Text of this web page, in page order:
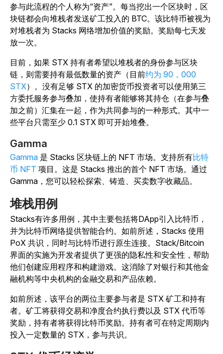
参与此流程的个人称为“资产”。每当挖出一个区块时，区
块链都会向堆栈者发送矿工投入的 BTC。该比特币被视为
对堆栈者为 Stacks 网络增加价值的奖励。奖励每七天发
放一次。
目前，如果 STX 持有者希望以堆栈者的身份参与区块
链，则需要持有最低数量的资产（目前约为 90，000
STX）。没有足够 STX 的加密货币投资者可以使用第三
方委托服务参与叠加，使持有者能够将其持仓（在参与叠
加之前）汇集在一起，作为共同参与的一种形式。其中一
些平台只需至少 0.1 STX 即可开始堆叠。
Gamma
Gamma 是 Stacks 区块链上的 NFT 市场。支持所有比特
币 NFT 项目。这是 Stacks 推出的首个 NFT 市场。通过
Gamma，您可以轻松探索、铸造、买卖数字收藏品。
堆栈用例
Stacks有许多用例，其中主要包括将DApp引入比特币，
并为比特币网络提供智能合约。如前所述，Stacks 使用
PoX 共识，同时与比特币进行原生连接。Stack/Bitcoin
界面的实施为开发者提供了更强的隐私性和安全性，帮助
他们创建应用程序和构建游戏。这消除了对银行和其他金
融机构等中央机构的金融交易和产品依赖。
如前所述，该平台的两位主要参与者是 STX 矿工和持有
者。矿工将获得交易和净度合约执行费以及 STX 代币等
奖励，持有者将获得比特币奖励。持有者可在特定周期内
投入一定数量的 STX，参与共识。